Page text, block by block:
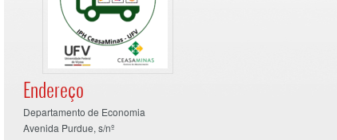
Endereço
Departamento de Economia
Avenida Purdue, s/nº